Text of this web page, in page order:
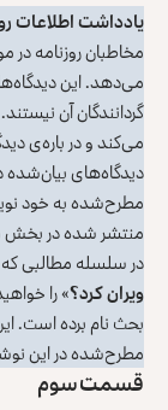
یادداشت اطلاعات
مخاطبان روزنامه در
می‌دهد. این
گردانندگان آن
می‌کند و در باره‌ی
دیدگاه‌های
مطرح‌شده به خود
منتشر شده در بخش
در سلسله مطالبی
ویران کرد؟» را
بحث نام برده است.
مطرح‌شده در این
قسمت سوم